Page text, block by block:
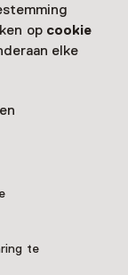
op cookie
elke
en
te